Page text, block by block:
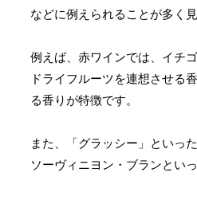
などに例えられることが多く見
例えば、赤ワインでは、イチ
ドライフルーツを連想させる
る香りが特徴です。
また、「グラッシー」といっ
ソーヴィニヨン・ブランとい